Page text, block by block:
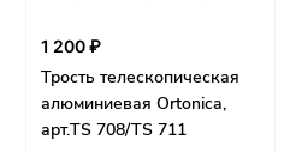
1 200 ₽
Трость телескопическая
алюминиевая Ortonica,
арт.TS 708/TS 711